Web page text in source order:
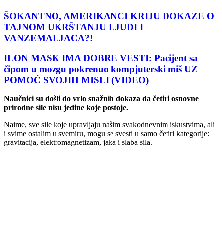
ŠOKANTNO, AMERIKANCI KRIJU DOKAZE O
TAJNOM UKRŠTANJU LJUDI I
VANZEMALJACA?!
ILON MASK IMA DOBRE VESTI: Pacijent sa
čipom u mozgu pokrenuo kompjuterski miš UZ
POMOĆ SVOJIH MISLI (VIDEO)
Naučnici su došli do vrlo snažnih dokaza da četiri osnovne
prirodne sile nisu jedine koje postoje.
Naime, sve sile koje upravljaju našim svakodnevnim iskustvima, ali
i svime ostalim u svemiru, mogu se svesti u samo četiri kategorije:
gravitacija, elektromagnetizam, jaka i slaba sila.